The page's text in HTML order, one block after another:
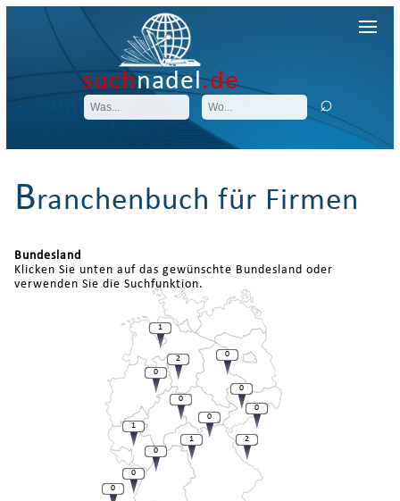
suchnadel.de
Branchenbuch für Firmen
Bundesland
Klicken Sie unten auf das gewünschte Bundesland oder
verwenden Sie die Suchfunktion.
2
0
1
0
0
0
2
1
0
0
0
0
0
1